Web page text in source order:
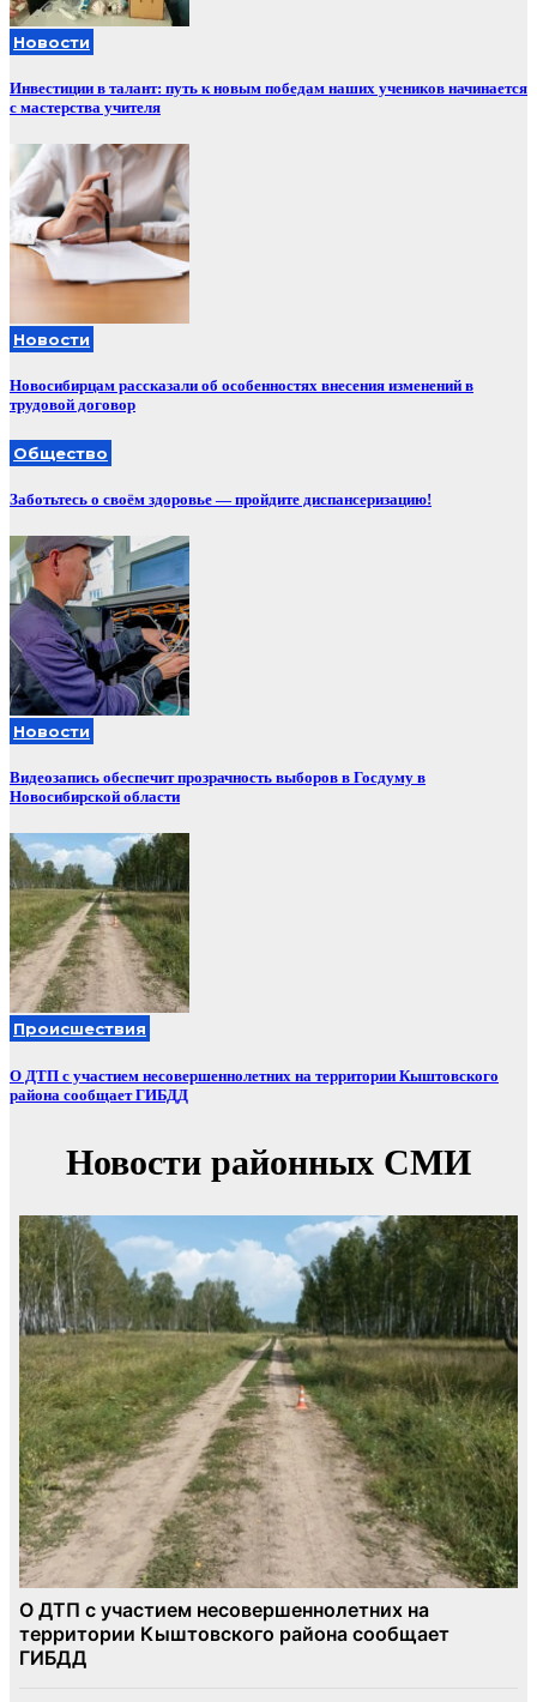
Новости
Инвестиции в талант: путь к новым победам наших учеников начинается
с мастерства учителя
Новости
Новосибирцам рассказали об особенностях внесения изменений в
трудовой договор
Общество
Заботьтесь о своём здоровье — пройдите диспансеризацию!
Новости
Видеозапись обеспечит прозрачность выборов в Госдуму в
Новосибирской области
Происшествия
О ДТП с участием несовершеннолетних на территории Кыштовского
района сообщает ГИБДД